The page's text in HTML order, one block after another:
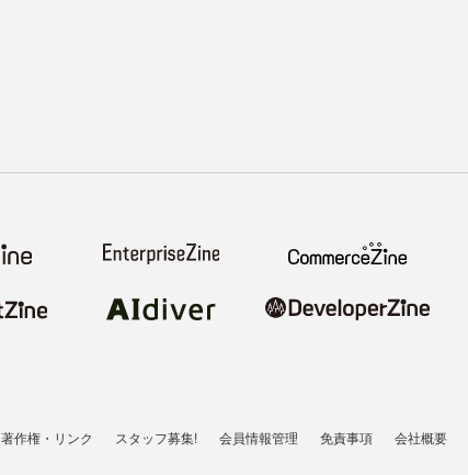
著作権・リンク スタッフ募集! 会員情報管理 免責事項 会社概要